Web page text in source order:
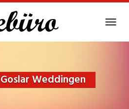
Goslar Weddingen